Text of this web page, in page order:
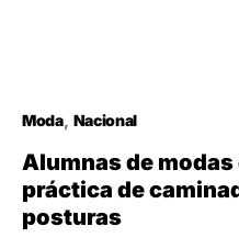
Moda Nacional
Alumnas de modas
práctica de
posturas